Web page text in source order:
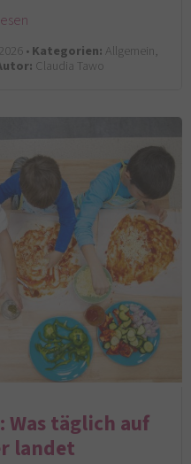
•Kategorien: Allgemein,
Claudia Tawo
täglich auf
landet